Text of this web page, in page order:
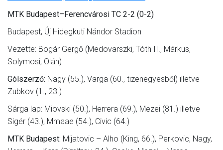
MTK Budapest–Ferencvárosi TC 2-2 (0-2)
Budapest, Új Hidegkuti Nándor Stadion
Vezette: Bogár Gergő (Medovarszki, Tóth II., Márkus,
Solymosi, Oláh)
Gólszerző: Nagy (55.), Varga (60., tizenegyesből) illetve
Zubkov (1., 23.)
Sárga lap: Miovski (50.), Herrera (69.), Mezei (81.) illetve
Sigér (43.), Mmaae (54.), Civic (64.)
MTK Budapest: Mijatovic – Alho (King, 66.), Perkovic, Nagy,